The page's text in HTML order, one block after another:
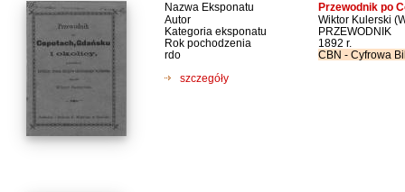
Nazwa Eksponatu Przewodnik po
Autor
Wiktor Kulerski
Kategoria eksponatu
PRZEWODNIK
Rok pochodzenia
1892 r.
rdo
CBN - Cyfrowa
szczegóły